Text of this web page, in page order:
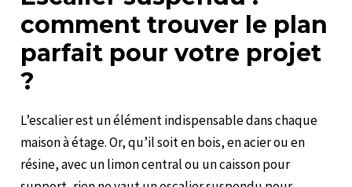
comment trouver le plan
parfait pour votre projet
?
L’escalier est un élément indispensable dans chaque
maison à étage. Or, qu’il soit en bois, en acier ou en
résine, avec un limon central ou un caisson pour